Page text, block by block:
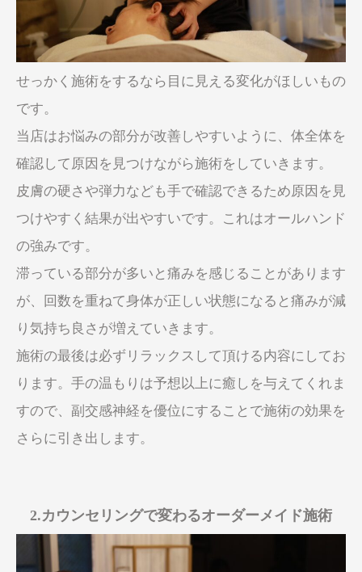
せっかく施術をするなら目に見える変化がほしいもの
です。
当店はお悩みの部分が改善しやすいように、体全体を
確認して原因を見つけながら施術をしていきます。
皮膚の硬さや弾力なども手で確認できるため原因を見
つけやすく結果が出やすいです。これはオールハンド
の強みです。
滞っている部分が多いと痛みを感じることがあります
が、回数を重ねて身体が正しい状態になると痛みが減
り気持ち良さが増えていきます。
施術の最後は必ずリラックスして頂ける内容にしてお
ります。手の温もりは予想以上に癒しを与えてくれま
すので、副交感神経を優位にすることで施術の効果を
さらに引き出します。
2.カウンセリングで変わるオーダーメイド施術